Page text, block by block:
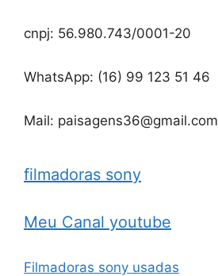
cnpj: 56.980.743/0001-20
WhatsApp: (16) 99 123 51 46
Mail: paisagens36@gmail.com
filmadoras sony
Meu Canal youtube
Filmadoras sony usadas